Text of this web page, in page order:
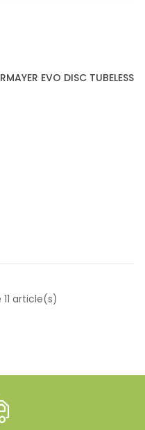
EVO DISC TUBELESS
11 article(s)